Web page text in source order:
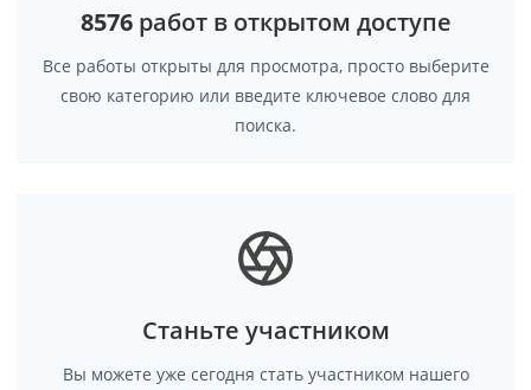
8576работ в открытом доступе
Все работы открыты для просмотра, просто выберите
свою категорию или введите ключевое слово для
поиска.
Станьте участником
Вы можете уже сегодня стать участником нашего